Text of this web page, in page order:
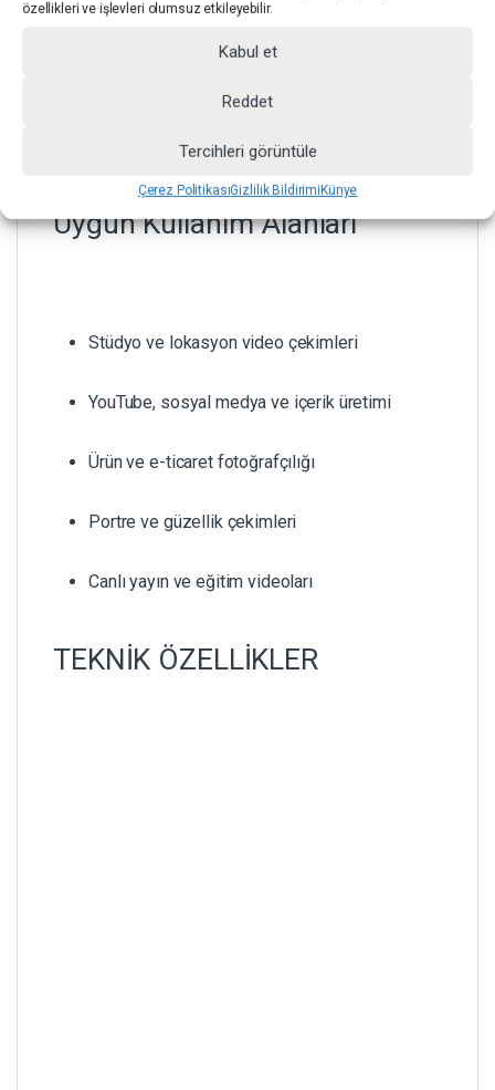
özellikleri ve işlevleri olumsuz etkileyebilir.
Kabul et
Reddet
Tercihleri görüntüle
Çerez PolitikasıGizlilik BildirimiKünye
Akıllı ısı yönetimi teknolojisi, uzun süreli
çekimlerde performans düşüşünü önler. Sessiz
kayıtlarında istenmeyen gürültü oluşmaz.
Uygun Kullanım Alanları
Stüdyo ve lokasyon video çekimleri
YouTube, sosyal medya ve içerik üretimi
Ürün ve e-ticaret fotoğrafçılığı
Portre ve güzellik çekimleri
Canlı yayın ve eğitim videoları
TEKNİK ÖZELLİKLER